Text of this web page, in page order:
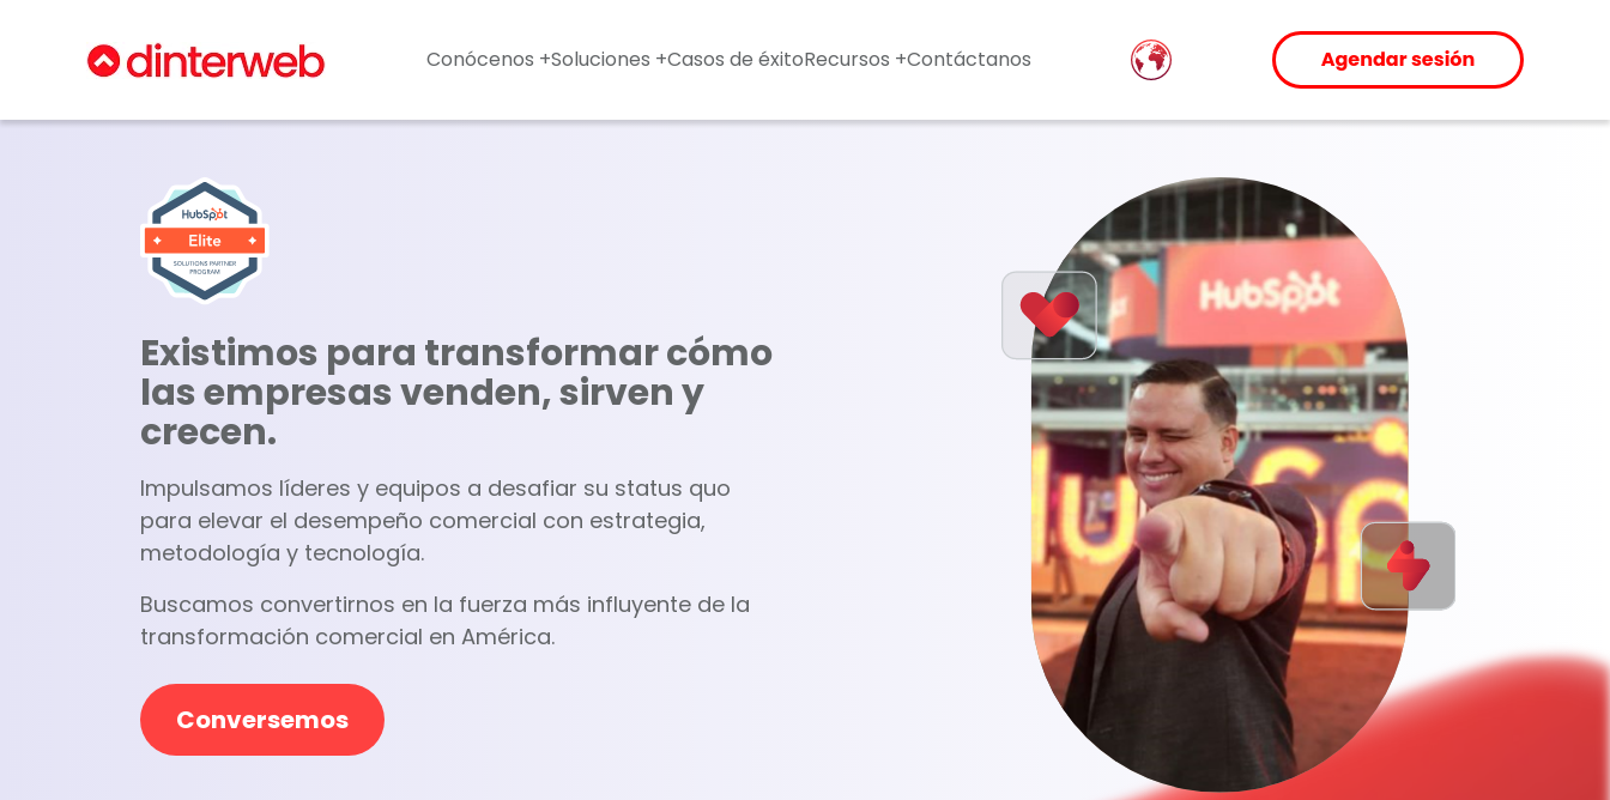
Conócenos +Soluciones +Casos de éxitoRecursos +Contáctanos
Existimos para transformar cómo
las empresas venden, sirven y
crecen.
Impulsamos líderes y equipos a desafiar su status quo
para elevar el desempeño comercial con estrategia,
metodología y tecnología.
Buscamos convertirnos en la fuerza más influyente de la
transformación comercial en América.
Conversemos